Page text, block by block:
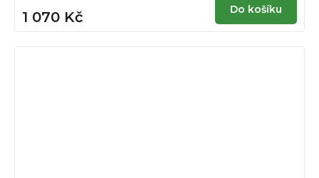
je
1 070 Kč Do košíku